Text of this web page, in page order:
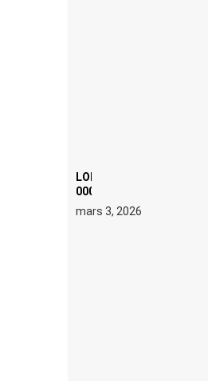
LOI ANTI FREE PARTY :
000 € D’AMENDE
mars 3, 2026